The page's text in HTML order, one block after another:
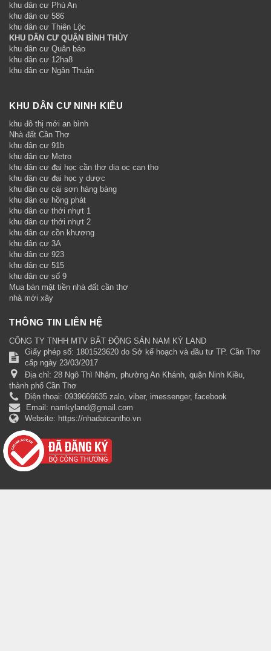
khu dân cư Phú An
khu dân cư 586
khu dân cư Thiên Lộc
KHU DÂN CƯ QUẬN BÌNH THỦY
khu dân cư Quân báo
khu dân cư 12ha8
khu dân cư Ngân Thuận
KHU DÂN CƯ NINH KIỀU
khu đô thị mới an bình
Nhà đất Cần Thơ
khu dân cư 91b
khu dân cư Metro
khu dân cư đại học cần thơ dia oc can tho
khu dân cư đại học y dược
khu dân cư cái sơn hàng bàng
khu dân cư hồng phát
khu dân cư thới nhựt 1
khu dân cư thới nhựt 2
khu dân cư cồn khương
khu dân cư 3A
khu dân cư 923
khu dân cư 515
khu dân cư số 9
Mua bán mặt tiền nhà đất cần thơ
nhà mới xây
THÔNG TIN LIÊN HỆ
CÔNG TY TNHH MTV BẤT ĐỘNG SẢN NAM KỲ LAND
Giấy phép số: 1801523620 do Sở kế hoạch và đầu tư TP. Cần Thơ
cấp ngày 23/03/2017
Địa chỉ: 28 Ngô Thì Nhậm, phường An Khánh, quận Ninh Kiều,
thành phố Cần Thơ
Điện thoại: 0939666635 zalo, viber, imessenger, facebook
Email: namkyland@gmail.com
Website: https://nhadatcantho.vn